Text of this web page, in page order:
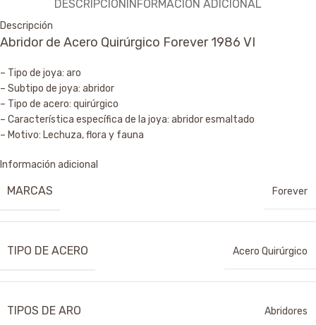
DESCRIPCIÓNINFORMACIÓN ADICIONAL
Descripción
Abridor de Acero Quirúrgico Forever 1986 VI
– Tipo de joya: aro
– Subtipo de joya: abridor
– Tipo de acero: quirúrgico
– Característica específica de la joya: abridor esmaltado
– Motivo: Lechuza, flora y fauna
Información adicional
MARCAS Forever
TIPO DE ACERO Acero Quirúrgico
TIPOS DE ARO Abridores